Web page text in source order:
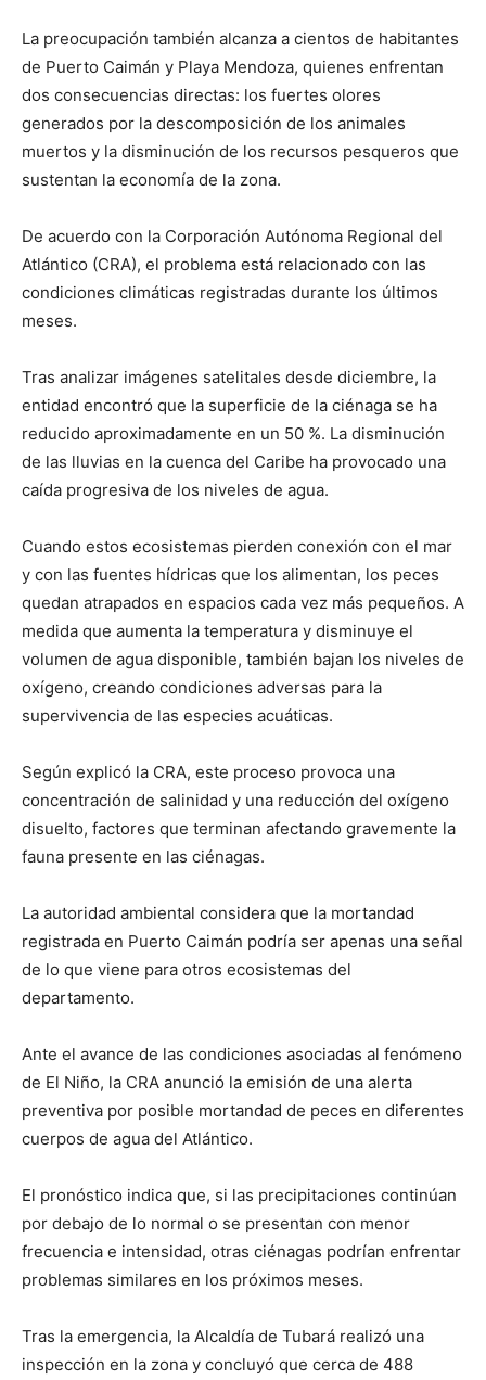
La preocupación también alcanza a cientos de habitantes
de Puerto Caimán y Playa Mendoza, quienes enfrentan
dos consecuencias directas: los fuertes olores
generados por la descomposición de los animales
muertos y la disminución de los recursos pesqueros que
sustentan la economía de la zona.
De acuerdo con la Corporación Autónoma Regional del
Atlántico (CRA), el problema está relacionado con las
condiciones climáticas registradas durante los últimos
meses.
Tras analizar imágenes satelitales desde diciembre, la
entidad encontró que la superficie de la ciénaga se ha
reducido aproximadamente en un 50 %. La disminución
de las lluvias en la cuenca del Caribe ha provocado una
caída progresiva de los niveles de agua.
Cuando estos ecosistemas pierden conexión con el mar
y con las fuentes hídricas que los alimentan, los peces
quedan atrapados en espacios cada vez más pequeños. A
medida que aumenta la temperatura y disminuye el
volumen de agua disponible, también bajan los niveles de
oxígeno, creando condiciones adversas para la
supervivencia de las especies acuáticas.
Según explicó la CRA, este proceso provoca una
concentración de salinidad y una reducción del oxígeno
disuelto, factores que terminan afectando gravemente la
fauna presente en las ciénagas.
La autoridad ambiental considera que la mortandad
registrada en Puerto Caimán podría ser apenas una señal
de lo que viene para otros ecosistemas del
departamento.
Ante el avance de las condiciones asociadas al fenómeno
de El Niño, la CRA anunció la emisión de una alerta
preventiva por posible mortandad de peces en diferentes
cuerpos de agua del Atlántico.
El pronóstico indica que, si las precipitaciones continúan
por debajo de lo normal o se presentan con menor
frecuencia e intensidad, otras ciénagas podrían enfrentar
problemas similares en los próximos meses.
Tras la emergencia, la Alcaldía de Tubará realizó una
inspección en la zona y concluyó que cerca de 488